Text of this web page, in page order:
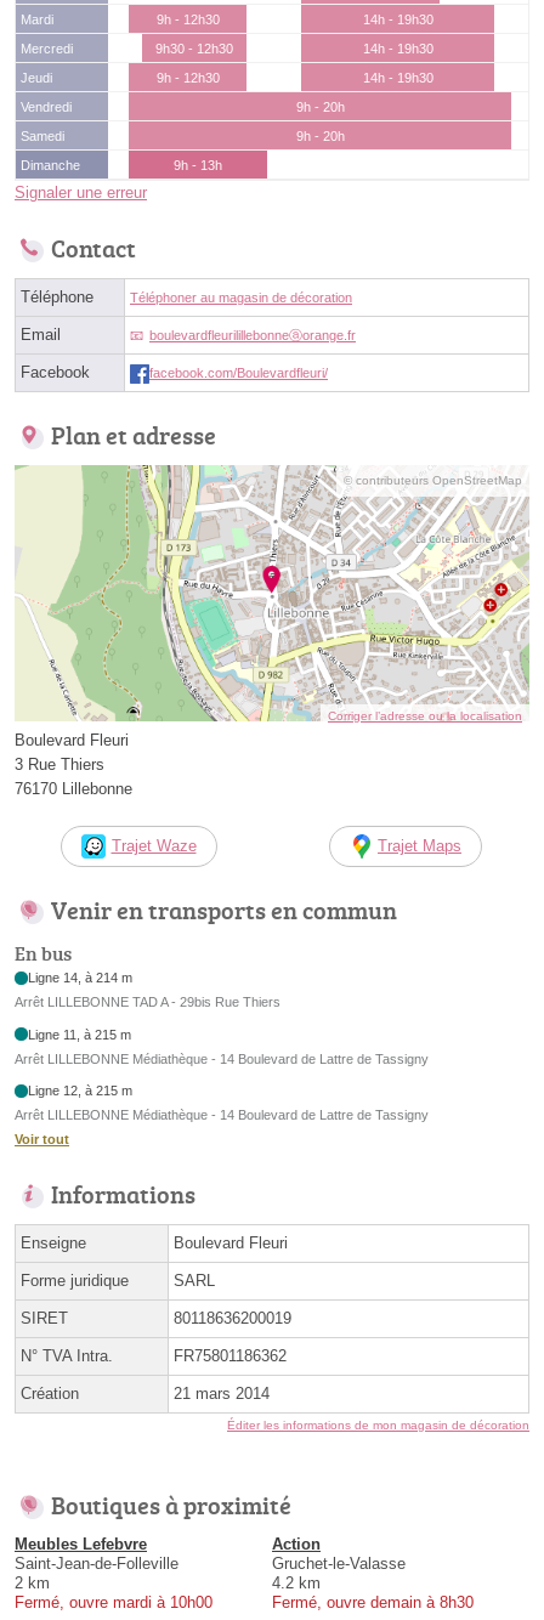
Mardi
9h - 12h30
14h - 19h30
Mercredi
9h30 - 12h30
14h - 19h30
Jeudi
9h - 12h30
14h - 19h30
Vendredi
9h - 20h
Samedi
9h - 20h
Dimanche
9h - 13h
Signaler une erreur
Contact
Téléphone Téléphoner au magasin de décoration
Email boulevardfleurilillebonneⓐorange.fr
Facebook facebook.com/Boulevardfleuri/
Plan et adresse
© contributeurs OpenStreetMap
Corriger l’adresse ou la localisation
Boulevard Fleuri
3 Rue Thiers
76170 Lillebonne
Trajet Waze Trajet Maps
Venir en transports en commun
En bus
Ligne 14, à 214 m
Arrêt LILLEBONNE TAD A - 29bis Rue Thiers
Ligne 11, à 215 m
Arrêt LILLEBONNE Médiathèque - 14 Boulevard de Lattre de Tassigny
Ligne 12, à 215 m
Arrêt LILLEBONNE Médiathèque - 14 Boulevard de Lattre de Tassigny
Voir tout
Informations
Enseigne Boulevard Fleuri
Forme juridique SARL
SIRET 80118636200019
N° TVA Intra. FR75801186362
Création 21 mars 2014
Éditer les informations de mon magasin de décoration
Boutiques à proximité
Meubles Lefebvre
Saint-Jean-de-Folleville
2 km
Fermé, ouvre mardi à 10h00
Action
Gruchet-le-Valasse
4.2 km
Fermé, ouvre demain à 8h30